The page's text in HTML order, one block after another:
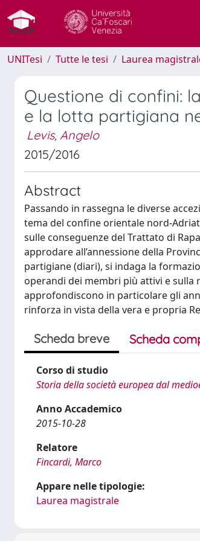
UNITesi Tutte le tesi Laurea
Questione di confini:
e la lotta partigiana
Levis, Angelo
2015/2016
Abstract
Passando in rassegna le diverse
tema del confine orientale nord-
sulle conseguenze del Trattato di
approdare all’annessione della
partigiane (diari), si indaga la
operandi dei membri più attivi e sulla
approfondiscono in particolare gli
rinforza in vista della vera e propria
Scheda breve Scheda
Corso di studio
Storia della società europea dal
Anno Accademico
2015-10-28
Relatore
Fincardi, Marco
Appare nelle tipologie:
Laurea magistrale